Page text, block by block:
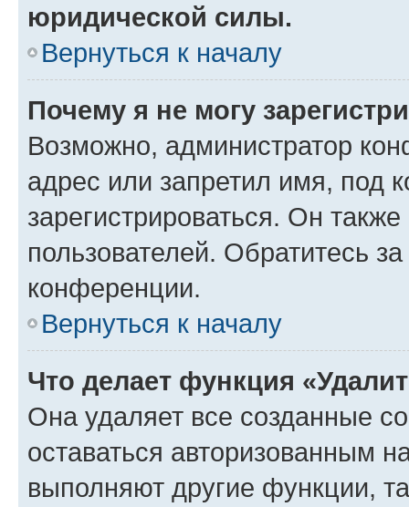
юридической силы.
Вернуться к началу
Почему я не могу
Возможно, администратор
адрес или запретил имя, под
зарегистрироваться. Он
пользователей. Обратитесь
конференции.
Вернуться к началу
Что делает функция
Она удаляет все созданные
оставаться авторизованным
выполняют другие функции,